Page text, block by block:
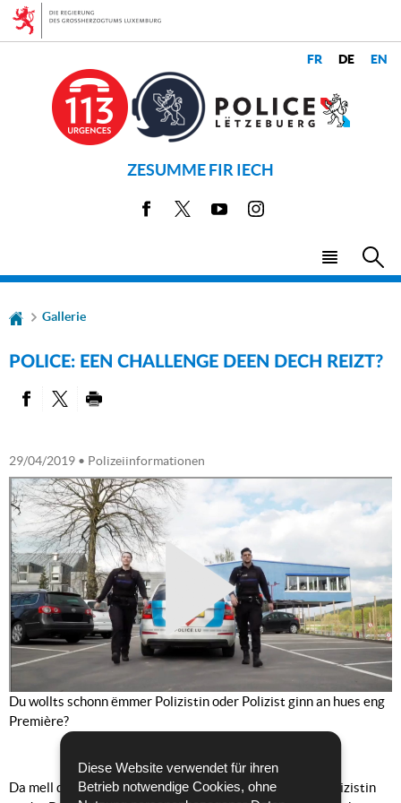
Diese Website verwendet für ihren
Betrieb notwendige Cookies, ohne
Zur
Navigation
Zum
Inhalt
ZESUMME FIR IECH
Facebook YoutubeInstagram
Haupt-
LANGUE
Gallerie
POLICE: EEN CHALLENGE DEEN DECH REIZT?
29/04/2019 • Polizeiinformationen
Du wollts schonn ëmmer Polizistin oder Polizist ginn an hues eng
Première?
Da mell dech un fir den Opnamexame fir Polizist oder Polizistin